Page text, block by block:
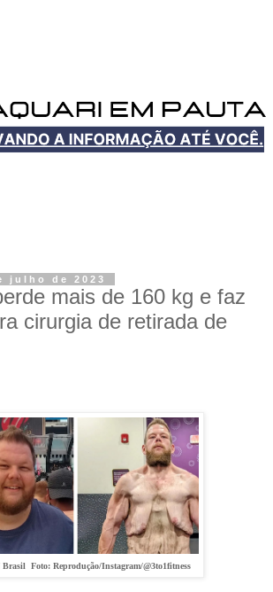
julho de 2023
mais de 160 kg e faz
cirurgia de retirada de
Brasil Foto: Reprodução/Instagram/@3to1fitness